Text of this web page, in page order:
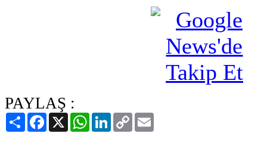
PAYLAŞ :
PaylaşFacebook
X WhatsAppLinkedIn
Copy
Link